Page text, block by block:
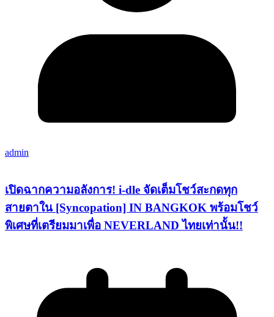
admin
เปิดฉากความอลังการ! i-dle จัดเต็มโชว์สะกดทุก
สายตาใน [Syncopation] IN BANGKOK พร้อมโชว์
พิเศษที่เตรียมมาเพื่อ NEVERLAND ไทยเท่านั้น!!